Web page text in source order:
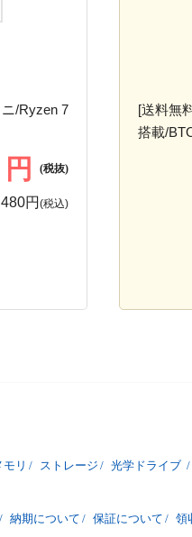
/Ryzen 7
円 (税抜)
円 (税込)
[送料無
搭載/
モリ / ストレージ / 光学ドライブ /
/ 納期について / 保証について / 領